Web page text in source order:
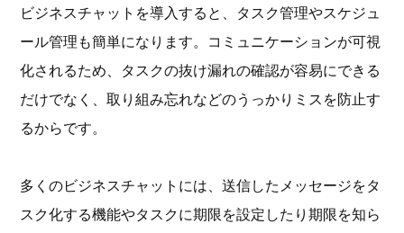
ビジネスチャットを導入すると、タスク管理やスケジュ
ール管理も簡単になります。コミュニケーションが可視
化されるため、タスクの抜け漏れの確認が容易にできる
だけでなく、取り組み忘れなどのうっかりミスを防止す
るからです。
多くのビジネスチャットには、送信したメッセージをタ
スク化する機能やタスクに期限を設定したり期限を知ら